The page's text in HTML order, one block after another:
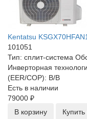
Kentatsu
101051
Тип: сплит-система
Инверторная
(EER/COP): B/B
Есть в наличии
79000 ₽
В корзину
Купить